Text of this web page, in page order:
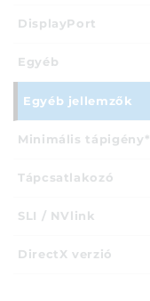
DisplayPort
Egyéb
Egyéb jellemzők
Minimális tápigény*
Tápcsatlakozó
SLI / NVlink
DirectX verzió